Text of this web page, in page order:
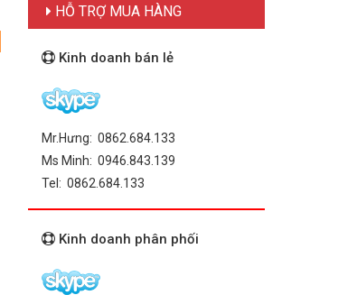
HỖ TRỢ MUA HÀNG
Kinh doanh bán lẻ
Mr.Hưng: 0862.684.133
Ms Minh: 0946.843.139
Tel: 0862.684.133
Kinh doanh phân phối